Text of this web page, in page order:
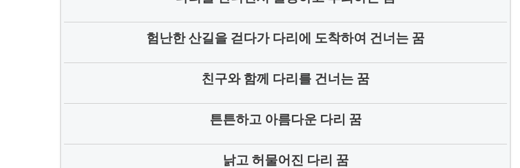
험난한 산길을 걷다가 다리에 도착하여 건너는 꿈
친구와 함께 다리를 건너는 꿈
튼튼하고 아름다운 다리 꿈
낡고 허물어진 다리 꿈